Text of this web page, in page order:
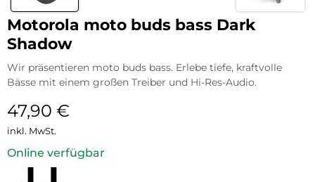
Motorola moto buds bass Dark
Shadow
Wir präsentieren moto buds bass. Erlebe tiefe, kraftvolle
Bässe mit einem großen Treiber und Hi-Res-Audio.
47,90 €
inkl. MwSt.
Online verfügbar